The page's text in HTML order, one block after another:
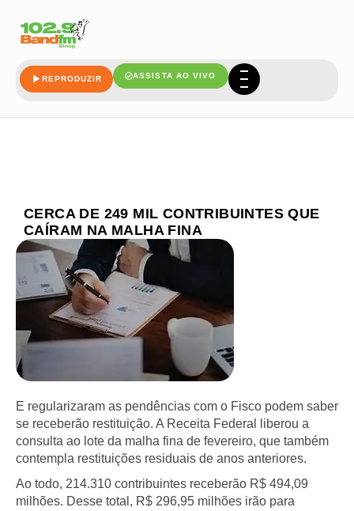
REPRODUZIR ASSISTA AO VIVO
CERCA DE 249 MIL CONTRIBUINTES QUE
CAÍRAM NA MALHA FINA
E regularizaram as pendências com o Fisco podem saber
se receberão restituição. A Receita Federal liberou a
consulta ao lote da malha fina de fevereiro, que também
contempla restituições residuais de anos anteriores.
Ao todo, 214.310 contribuintes receberão R$ 494,09
milhões. Desse total, R$ 296,95 milhões irão para